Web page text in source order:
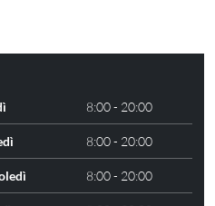
8:00 - 20:00
8:00 - 20:00
8:00 - 20:00